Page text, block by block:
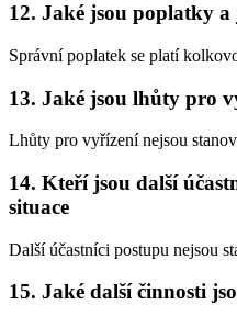
12. Jaké jsou poplatky
Správní poplatek se platí
13. Jaké jsou lhůty pro
Lhůty pro vyřízení nejsou
14. Kteří jsou další
situace
Další účastníci postupu nejsou
15. Jaké další činnosti